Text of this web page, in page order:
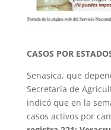
CASOS POR
Senasica, que
Secretaría de
indicó que en la
casos activos por